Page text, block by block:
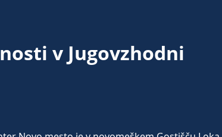
v Jugovzhodni